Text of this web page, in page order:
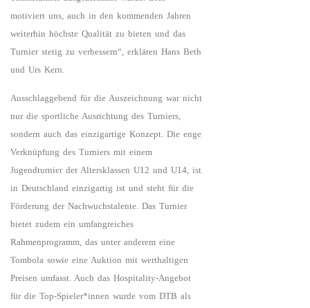
motiviert uns, auch in den kommenden Jahren
weiterhin höchste Qualität zu bieten und das
Turnier stetig zu verbessern“, erklären Hans Beth
und Urs Kern.
Ausschlaggebend für die Auszeichnung war nicht
nur die sportliche Ausrichtung des Turniers,
sondern auch das einzigartige Konzept. Die enge
Verknüpfung des Turniers mit einem
Jugendturnier der Altersklassen U12 und U14, ist
in Deutschland einzigartig ist und steht für die
Förderung der Nachwuchstalente. Das Turnier
bietet zudem ein umfangreiches
Rahmenprogramm, das unter anderem eine
Tombola sowie eine Auktion mit werthaltigen
Preisen umfasst. Auch das Hospitality-Angebot
für die Top-Spieler*innen wurde vom DTB als